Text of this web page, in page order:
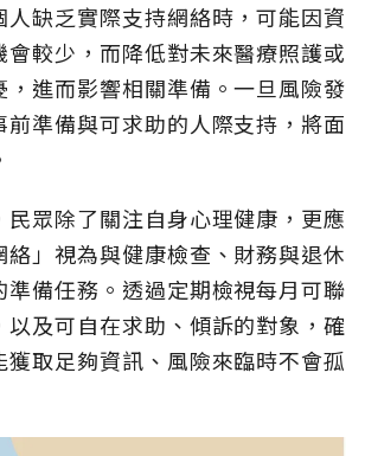
人缺乏實際支持網絡時，可能因資
會較少，而降低對未來醫療照護或
，進而影響相關準備。一旦風險發
前準備與可求助的人際支持，將面
民眾除了關注自身心理健康，更應
絡」視為與健康檢查、財務與退休
準備任務。透過定期檢視每月可聯
以及可自在求助、傾訴的對象，確
獲取足夠資訊、風險來臨時不會孤